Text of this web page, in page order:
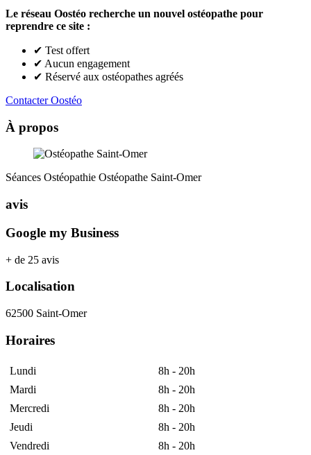
Le réseau Oostéo recherche un nouvel ostéopathe pour
reprendre ce site :
✔ Test offert
✔ Aucun engagement
✔ Réservé aux ostéopathes agréés
Contacter Oostéo
À propos
Séances Ostéopathie Ostéopathe Saint-Omer
avis
Google my Business
+ de 25 avis
Localisation
62500 Saint-Omer
Horaires
Lundi
8h - 20h
Mardi
8h - 20h
Mercredi
8h - 20h
Jeudi
8h - 20h
Vendredi
8h - 20h